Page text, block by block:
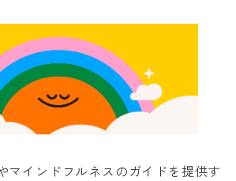
マインドフルネスのガイドを提供す